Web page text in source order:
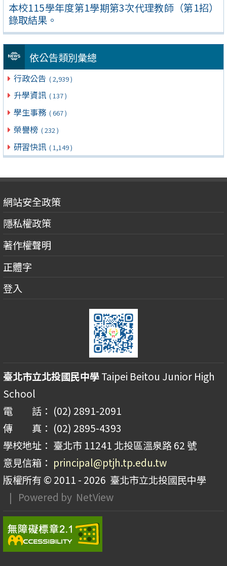
本校115學年度第1學期第3次代理教師（第1招）
錄取結果。
依公告類別彙總
行政公告 ( 2,939 )
升學資訊 ( 137 )
學生事務 ( 667 )
榮譽榜 ( 232 )
研習快訊 ( 1,149 )
網站安全政策
隱私權政策
著作權聲明
正體字
登入
臺北市立北投國民中學Taipei Beitou Junior High
School
電 話： (02) 2891-2091
傳 真： (02) 2895-4393
學校地址： 臺北市 11241 北投區溫泉路 62 號
意見信箱： principal@ptjh.tp.edu.tw
版權所有 © 2011 - 2026 臺北市立北投國民中學
| Powered by NetView